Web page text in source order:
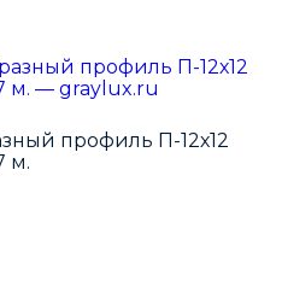
профиль П-12х12
м.